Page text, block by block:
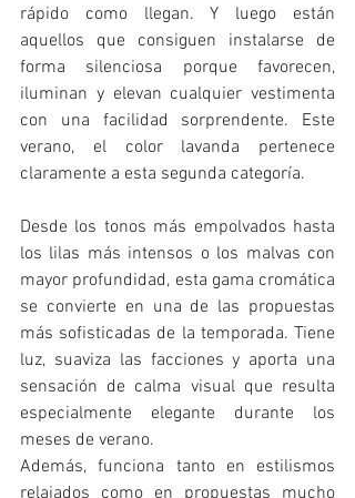
rápido como llegan. Y luego están
aquellos que consiguen instalarse de
forma silenciosa porque favorecen,
iluminan y elevan cualquier vestimenta
con una facilidad sorprendente. Este
verano, el color lavanda pertenece
claramente a esta segunda categoría.
Desde los tonos más empolvados hasta
los lilas más intensos o los malvas con
mayor profundidad, esta gama cromática
se convierte en una de las propuestas
más sofisticadas de la temporada. Tiene
luz, suaviza las facciones y aporta una
sensación de calma visual que resulta
especialmente elegante durante los
meses de verano.
Además, funciona tanto en estilismos
relajados como en propuestas mucho